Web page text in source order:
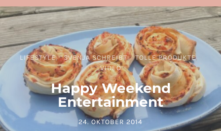
LIFESTYLE SVENJA SCHREIBT
TOLLE PRODUKTE
VIDEO
Happy Weekend
Entertainment
POSTED ON
24. OKTOBER 2014